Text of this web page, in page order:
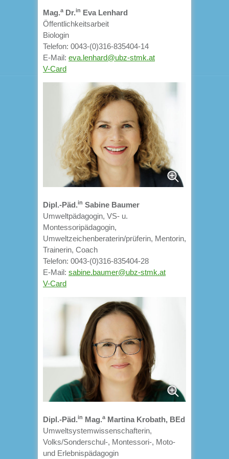
Mag.aDr.in Eva Lenhard
Öffentlichkeitsarbeit
Biologin
Telefon: 0043-(0)316-835404-14
E-Mail: eva.lenhard@ubz-stmk.at
V-Card
Dipl.-Päd.in Sabine Baumer
Umweltpädagogin, VS- u.
Montessoripädagogin,
Umweltzeichenberaterin/prüferin, Mentorin,
Trainerin, Coach
Telefon: 0043-(0)316-835404-28
E-Mail: sabine.baumer@ubz-stmk.at
V-Card
Dipl.-Päd.in Mag.aMartina Krobath, BEd
Umweltsystemwissenschafterin,
Volks/Sonderschul-, Montessori-, Moto-
und Erlebnispädagogin